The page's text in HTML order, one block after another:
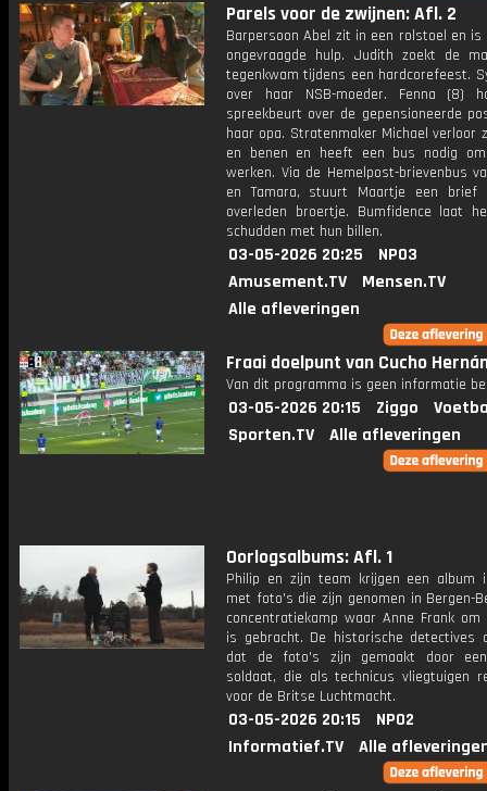
Parels voor de zwijnen: Afl. 2
Barpersoon Abel zit in een rolstoel en
ongevraagde hulp. Judith zoekt de
tegenkwam tijdens een hardcorefeest.
over haar NSB-moeder. Fenna (8)
spreekbeurt over de gepensioneerde
haar opa. Stratenmaker Michael verloor
en benen en heeft een bus nodig
werken. Via de Hemelpost-brievenbus
en Tamara, stuurt Maartje een brief
overleden broertje. Bumfidence laat
schudden met hun billen.
03-05-2026 20:25
NPO3
Amusement.TV
Mensen.TV
Alle afleveringen
Fraai doelpunt van Cucho
Van dit programma is geen informatie
03-05-2026 20:15 Ziggo
Sporten.TV
Alle afleveringen
Oorlogsalbums: Afl. 1
Philip en zijn team krijgen een album
met foto's die zijn genomen in Bergen-
concentratiekamp waar Anne Frank
is gebracht. De historische detectives
dat de foto's zijn gemaakt door
soldaat, die als technicus vliegtuigen
voor de Britse Luchtmacht.
03-05-2026 20:15
NPO2
Informatief.TV
Alle